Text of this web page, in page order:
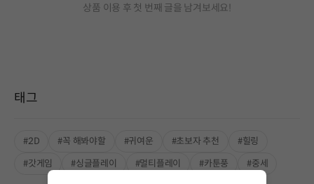
상품 이용 후 첫 번째 글을 남겨보세요!
태그
#2D #꼭 해봐야할 #귀여운 #초보자 추천
#힐링
#갓게임
#싱글플레이 #멀티플레이 #카툰풍 #중세